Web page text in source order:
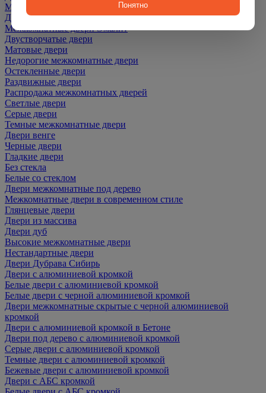
Межкомнатные двери ПЭТ
Двери со скидкой
Межкомнатные двери Эмалит
Двустворчатые двери
Матовые двери
Недорогие межкомнатные двери
Остекленные двери
Раздвижные двери
Распродажа межкомнатных дверей
Светлые двери
Серые двери
Темные межкомнатные двери
Двери венге
Черные двери
Гладкие двери
Без стекла
Белые со стеклом
Двери межкомнатные под дерево
Межкомнатные двери в современном стиле
Глянцевые двери
Двери из массива
Двери дуб
Высокие межкомнатные двери
Нестандартные двери
Двери Дубрава Сибирь
Двери с алюминиевой кромкой
Белые двери с алюминиевой кромкой
Белые двери с черной алюминиевой кромкой
Двери межкомнатные скрытые с черной алюминиевой
кромкой
Двери с алюминиевой кромкой в Бетоне
Двери под дерево с алюминиевой кромкой
Серые двери с алюминиевой кромкой
Темные двери с алюминиевой кромкой
Бежевые двери с алюминиевой кромкой
Двери с АБС кромкой
Понятно